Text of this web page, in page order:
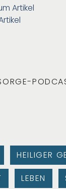
Artikel
HEILIGER
LEBEN